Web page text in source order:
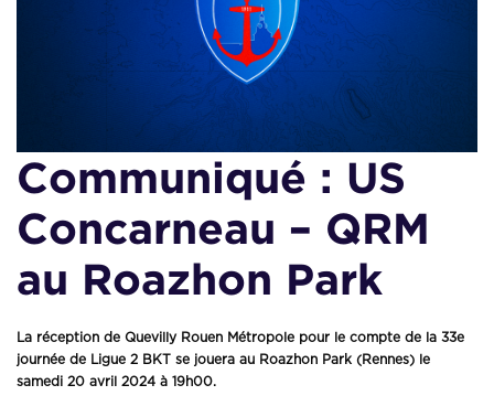
Communiqué : US
Concarneau – QRM
au Roazhon Park
La réception de Quevilly Rouen Métropole pour le compte de la 33e
journée de Ligue 2 BKT se jouera au Roazhon Park (Rennes) le
samedi 20 avril 2024 à 19h00.